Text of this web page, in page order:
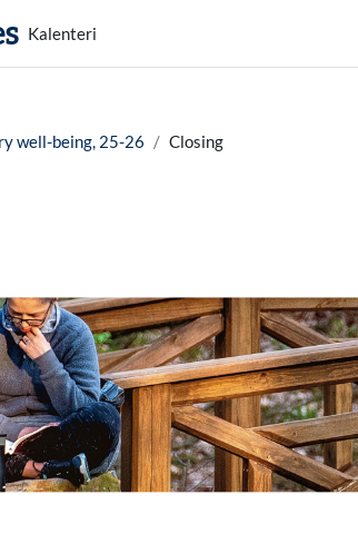
Kalenteri
well-being, 25-26 Closing